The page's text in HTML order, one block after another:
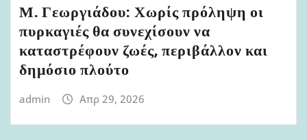
Μ. Γεωργιάδου: Χωρίς πρόληψη οι
πυρκαγιές θα συνεχίσουν να
καταστρέφουν ζωές, περιβάλλον και
δημόσιο πλούτο
admin Απρ 29, 2026